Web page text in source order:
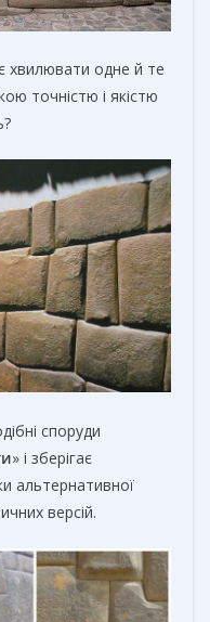
хвилювати одне й те
точністю і якістю
споруди
» і зберігає
альтернативної
версій.